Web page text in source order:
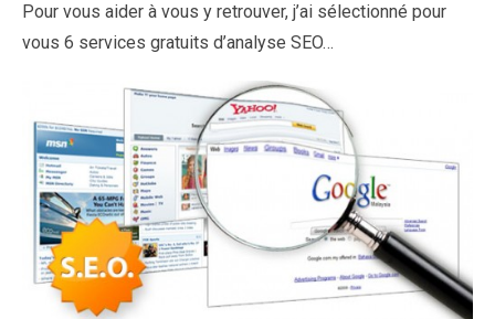
Pour vous aider à vous y retrouver, j’ai sélectionné pour
vous 6 services gratuits d’analyse SEO…